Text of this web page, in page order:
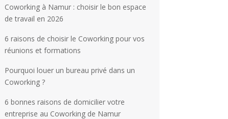
Coworking à Namur : choisir le bon espace
de travail en 2026
6 raisons de choisir le Coworking pour vos
réunions et formations
Pourquoi louer un bureau privé dans un
Coworking ?
6 bonnes raisons de domicilier votre
entreprise au Coworking de Namur